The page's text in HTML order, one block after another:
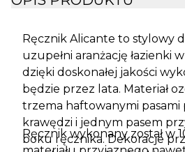
Ręcznik Alicante to stylowy
uzupełni aranżację łazienki
dzięki doskonałej jakości
będzie przez lata. Materiał
trzema haftowanymi pasami
krawędzi i jednym pasem
boku ręcznika. Dekoracje
Ręcznik wykonany został w